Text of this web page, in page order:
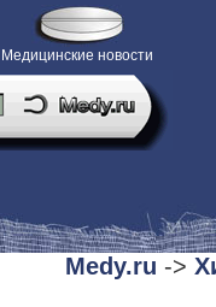
Медицинские новости
Medy.ru ->